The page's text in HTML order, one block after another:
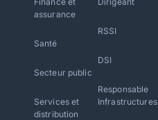
assurance
Santé
Secteur public
Services et
distribution
RSSI
DSI
Responsable
Infrastructures